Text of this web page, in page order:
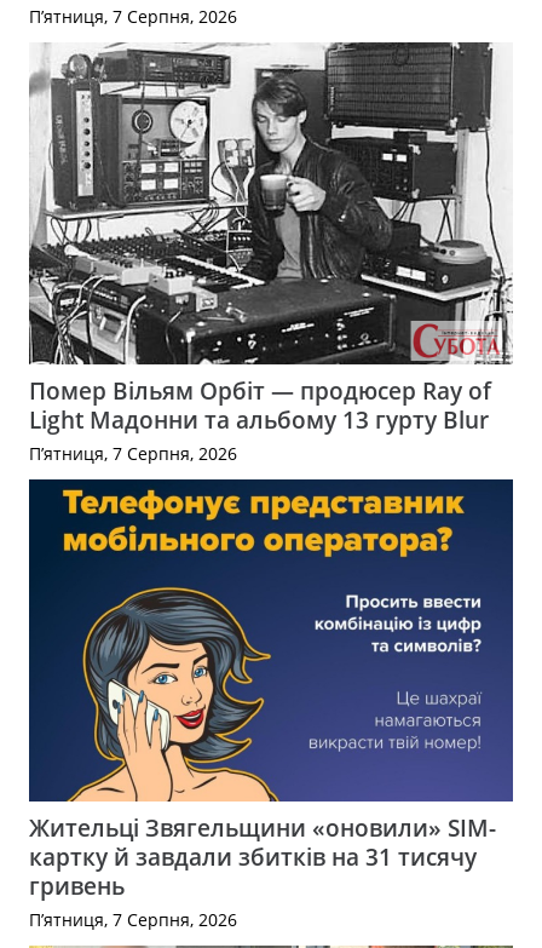
П’ятниця, 7 Серпня, 2026
Помер Вільям Орбіт — продюсер Ray of
Light Мадонни та альбому 13 гурту Blur
П’ятниця, 7 Серпня, 2026
Жительці Звягельщини «оновили» SIM-
картку й завдали збитків на 31 тисячу
гривень
П’ятниця, 7 Серпня, 2026